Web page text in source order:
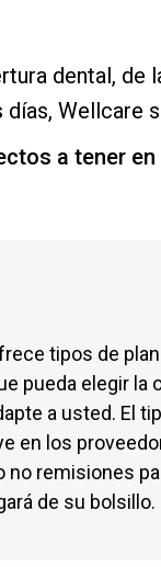
dental, de
Wellcare
a tener
tipos de
pueda elegir la
a usted. El
en los
no remisiones
de su bolsillo.